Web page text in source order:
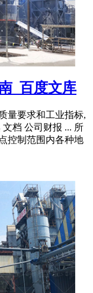
_百度文库
量要求和工业指标,
档 公司财报 ... 所
控制范围内各种地